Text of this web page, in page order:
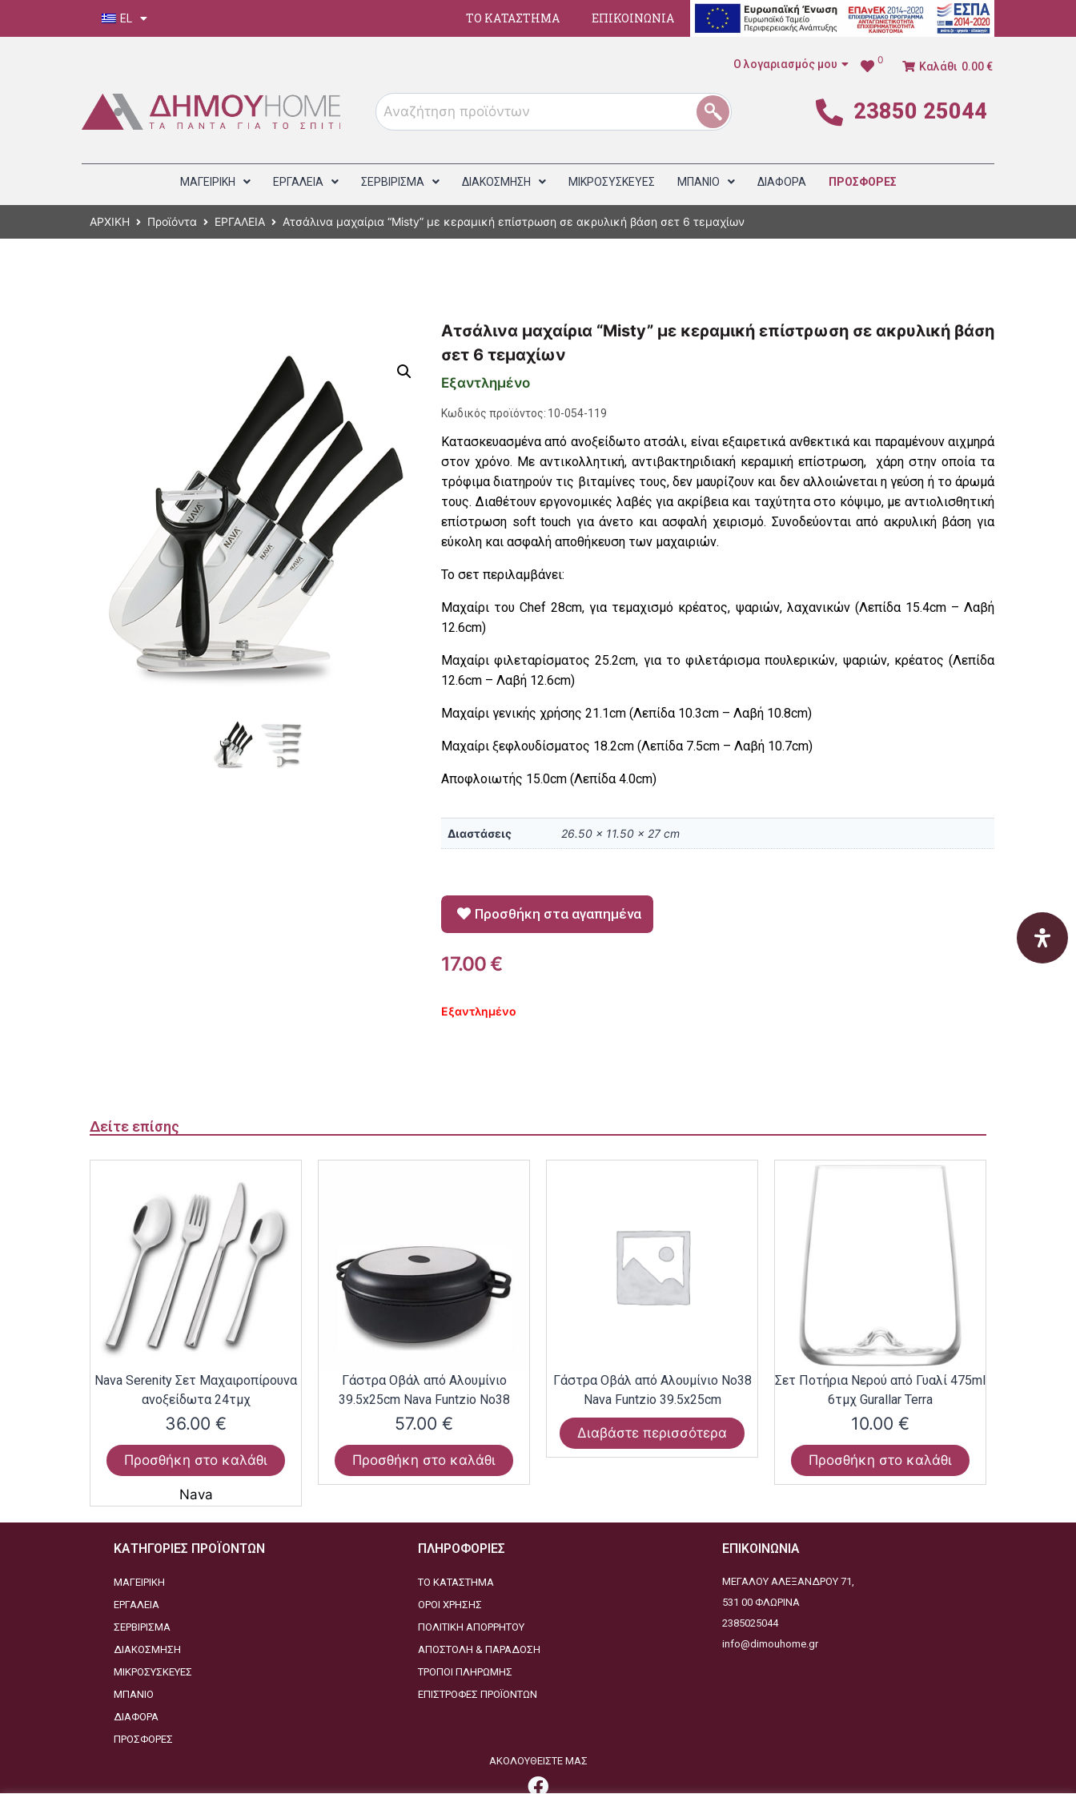
EL ΤΟ ΚΑΤΑΣΤΗΜΑ ΕΠΙΚΟΙΝΩΝΙΑ
Ο λογαριασμός μου 0
Καλάθι 0.00 €
23850 25044
ΜΑΓΕΙΡΙΚΗ ΕΡΓΑΛΕΙΑ ΣΕΡΒΙΡΙΣΜΑ ΔΙΑΚΟΣΜΗΣΗ ΜΙΚΡΟΣΥΣΚΕΥΕΣ ΜΠΑΝΙΟ ΔΙΑΦΟΡΑ ΠΡΟΣΦΟΡΕΣ
ΑΡΧΙΚΗ Προϊόντα ΕΡΓΑΛΕΙΑ Ατσάλινα μαχαίρια “Misty” με κεραμική επίστρωση σε ακρυλική βάση σετ 6 τεμαχίων
Ατσάλινα μαχαίρια “Misty” με κεραμική επίστρωση σε ακρυλική βάση
σετ 6 τεμαχίων
Εξαντλημένο
Κωδικός προϊόντος: 10-054-119
Κατασκευασμένα από ανοξείδωτο ατσάλι, είναι εξαιρετικά ανθεκτικά και παραμένουν αιχμηρά
στον χρόνο. Με αντικολλητική, αντιβακτηριδιακή κεραμική επίστρωση, χάρη στην οποία τα
τρόφιμα διατηρούν τις βιταμίνες τους, δεν μαυρίζουν και δεν αλλοιώνεται η γεύση ή το άρωμά
τους. Διαθέτουν εργονομικές λαβές για ακρίβεια και ταχύτητα στο κόψιμο, με αντιολισθητική
επίστρωση soft touch για άνετο και ασφαλή χειρισμό. Συνοδεύονται από ακρυλική βάση για
εύκολη και ασφαλή αποθήκευση των μαχαιριών.
Το σετ περιλαμβάνει:
Μαχαίρι του Chef 28cm, για τεμαχισμό κρέατος, ψαριών, λαχανικών (Λεπίδα 15.4cm – Λαβή
12.6cm)
Μαχαίρι φιλεταρίσματος 25.2cm, για το φιλετάρισμα πουλερικών, ψαριών, κρέατος (Λεπίδα
12.6cm – Λαβή 12.6cm)
Μαχαίρι γενικής χρήσης 21.1cm (Λεπίδα 10.3cm – Λαβή 10.8cm)
Μαχαίρι ξεφλουδίσματος 18.2cm (Λεπίδα 7.5cm – Λαβή 10.7cm)
Αποφλοιωτής 15.0cm (Λεπίδα 4.0cm)
Διαστάσεις 26.50 × 11.50 × 27 cm
Προσθήκη στα αγαπημένα
17.00€
Εξαντλημένο
Δείτε επίσης
Nava Serenity Σετ Μαχαιροπίρουνα
ανοξείδωτα 24τμχ
36.00 €
Προσθήκη στο καλάθι
Nava
Γάστρα Οβάλ από Αλουμίνιο
39.5x25cm Nava Funtzio Νο38
57.00 €
Προσθήκη στο καλάθι
Γάστρα Οβάλ από Αλουμίνιο Νο38
Nava Funtzio 39.5x25cm
Διαβάστε περισσότερα
Σετ Ποτήρια Νερού από Γυαλί 475ml
6τμχ Gurallar Terra
10.00 €
Προσθήκη στο καλάθι
ΚΑΤΗΓΟΡΙΕΣ ΠΡΟΪΟΝΤΩΝ
ΜΑΓΕΙΡΙΚΗ
ΕΡΓΑΛΕΙΑ
ΣΕΡΒΙΡΙΣΜΑ
ΔΙΑΚΟΣΜΗΣΗ
ΜΙΚΡΟΣΥΣΚΕΥΕΣ
ΜΠΑΝΙΟ
ΔΙΑΦΟΡΑ
ΠΡΟΣΦΟΡΕΣ
ΠΛΗΡΟΦΟΡΙΕΣ
ΤΟ ΚΑΤΑΣΤΗΜΑ
ΟΡΟΙ ΧΡΗΣΗΣ
ΠΟΛΙΤΙΚΗ ΑΠΟΡΡΗΤΟΥ
ΑΠΟΣΤΟΛΗ & ΠΑΡΑΔΟΣΗ
ΤΡΟΠΟΙ ΠΛΗΡΩΜΗΣ
ΕΠΙΣΤΡΟΦΕΣ ΠΡΟΪΟΝΤΩΝ
ΕΠΙΚΟΙΝΩΝΙΑ
ΜΕΓΑΛΟΥ ΑΛΕΞΑΝΔΡΟΥ 71,
531 00 ΦΛΩΡΙΝΑ
2385025044
info@dimouhome.gr
ΑΚΟΛΟΥΘΕΙΣΤΕ ΜΑΣ